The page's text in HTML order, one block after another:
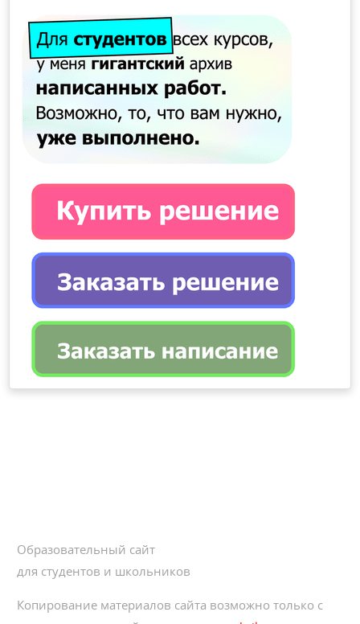
Образовательный сайт
для студентов и школьников
Копирование материалов сайта возможно только с